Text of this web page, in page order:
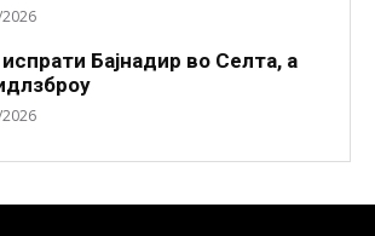
испрати Бајнадир во Селта, а